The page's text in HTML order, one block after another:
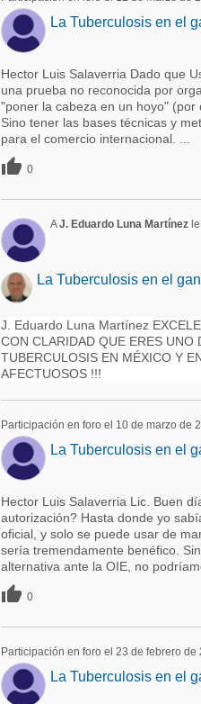
La Tuberculosis en el
Hector Luis Salaverria Dado que
una prueba no reconocida por
"poner la cabeza en un hoyo" (por
Sino tener las bases técnicas y
para el comercio internacional. ...
 0
AJ. Eduardo Luna Martínez
La Tuberculosis en el
J. Eduardo Luna Martínez
CON CLARIDAD QUE ERES UNO
TUBERCULOSIS EN MÉXICO Y
AFECTUOSOS !!!
Participación en foro el 10 de marzo de
La Tuberculosis en el
Hector Luis Salaverria Lic. Buen
autorización? Hasta donde yo
oficial, y solo se puede usar de
sería tremendamente benéfico.
alternativa ante la OIE, no
 0
Participación en foro el 23 de febrero de
La Tuberculosis en el